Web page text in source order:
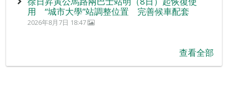
用 “城市大學”站調整位置 完善候車配套
2026年8月7日 18:47
查看全部